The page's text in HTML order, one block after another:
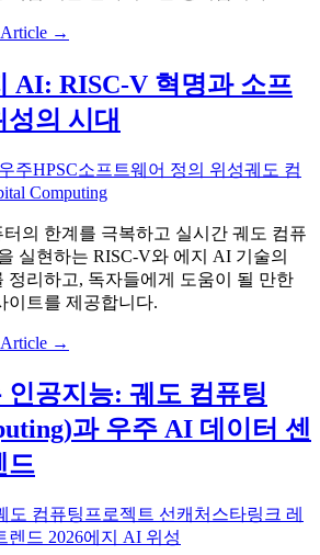
Article →
AI: RISC-V 혁명과 소프
의 시대
주HPSC소프트웨어 정의 위성궤도 컴
Computing
의 한계를 극복하고 실시간 궤도 컴퓨
실현하는 RISC-V와 에지 AI 기술의
정리하고, 독자들에게 도움이 될 만한
이트를 제공합니다.
Article →
인공지능: 궤도 컴퓨팅
과 우주 AI 데이터 센
드
도 컴퓨팅 프로젝트 선캐처 스타링크 레
렌드 2026에지 AI 위성